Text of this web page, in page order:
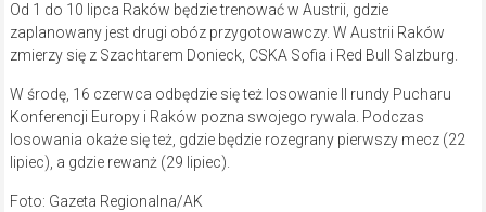
Od 1 do 10 lipca Raków będzie trenować w Austrii, gdzie
zaplanowany jest drugi obóz przygotowawczy. W Austrii Raków
zmierzy się z Szachtarem Donieck, CSKA Sofia i Red Bull Salzburg.
W środę, 16 czerwca odbędzie się też losowanie II rundy Pucharu
Konferencji Europy i Raków pozna swojego rywala. Podczas
losowania okaże się też, gdzie będzie rozegrany pierwszy mecz (22
lipiec), a gdzie rewanż (29 lipiec).
Foto: Gazeta Regionalna/AK